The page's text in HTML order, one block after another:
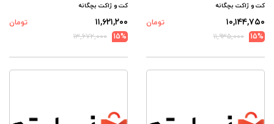
کت و ژاکت بچگانه
۱۰,۱۴۴,۷۵۰
تومان
15%
۱۱,۹۳۵,۰۰۰
کت و ژاکت بچگانه
۱۱,۶۲۱,۲۰۰
تومان
15%
۱۳,۶۷۲,۰۰۰